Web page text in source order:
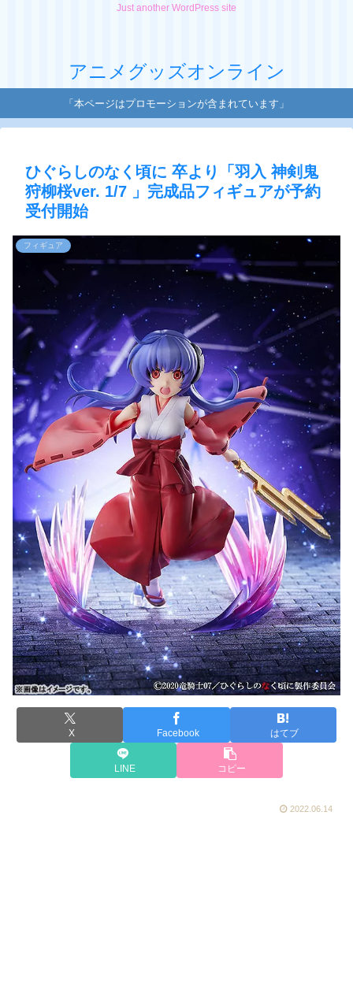
Just another WordPress site
アニメグッズオンライン
「本ページはプロモーションが含まれています」
ひぐらしのなく頃に 卒より「羽入 神剣鬼
狩柳桜ver. 1/7 」完成品フィギュアが予約
受付開始
フィギュア
X Facebook はてブ
LINE コピー
2022.06.14